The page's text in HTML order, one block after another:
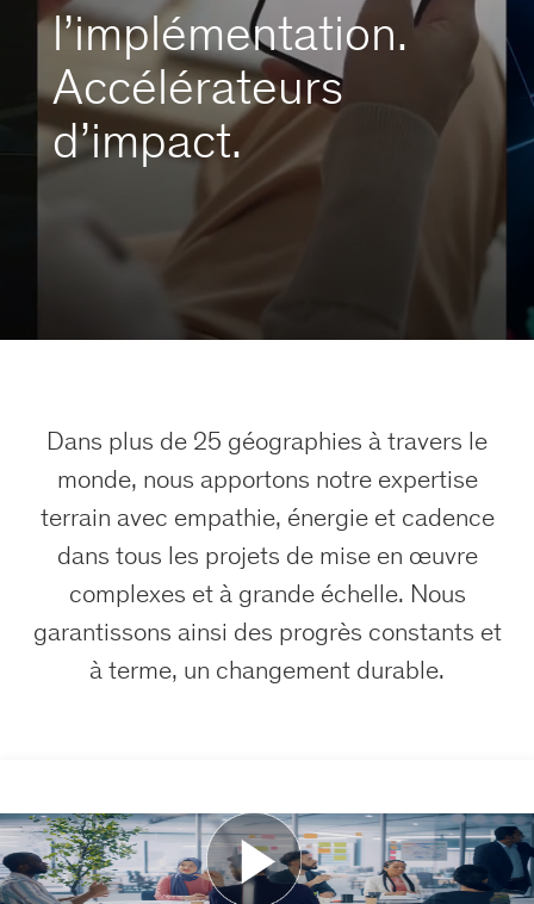
l’implémentation.
Accélérateurs
d’impact.
Dans plus de 25 géographies à travers le
monde, nous apportons notre expertise
terrain avec empathie, énergie et cadence
dans tous les projets de mise en œuvre
complexes et à grande échelle. Nous
garantissons ainsi des progrès constants et
à terme, un changement durable.